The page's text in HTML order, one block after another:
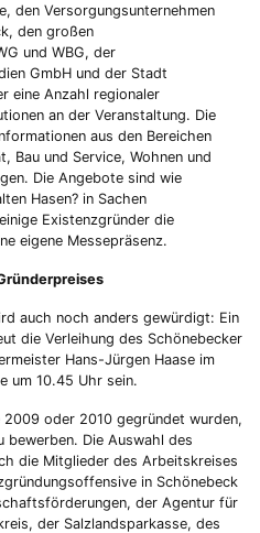
den Versorgungsunternehmen
den großen
und WBG, der
GmbH und der Stadt
eine Anzahl regionaler
an der Veranstaltung. Die
aus den Bereichen
Bau und Service, Wohnen und
Die Angebote sind wie
Hasen? in Sachen
Existenzgründer die
eigene Messepräsenz.
auch noch anders gewürdigt: Ein
die Verleihung des Schönebecker
Hans-Jürgen Haase im
um 10.45 Uhr sein.
2009 oder 2010 gegründet wurden,
Die Auswahl des
die Mitglieder des Arbeitskreises
in Schönebeck
der Agentur für
der Salzlandsparkasse, des